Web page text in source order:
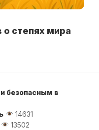
о степях мира
безопасным в
14631
13502